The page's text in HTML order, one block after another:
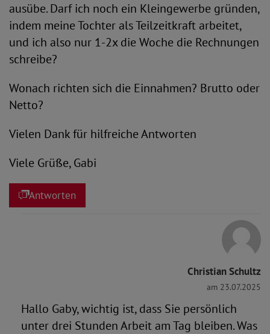
ausübe. Darf ich noch ein Kleingewerbe gründen,
indem meine Tochter als Teilzeitkraft arbeitet,
und ich also nur 1-2x die Woche die Rechnungen
schreibe?
Wonach richten sich die Einnahmen? Brutto oder
Netto?
Vielen Dank für hilfreiche Antworten
Viele Grüße, Gabi
Antworten
Christian Schultz
am 23.07.2025
Hallo Gaby, wichtig ist, dass Sie persönlich
unter drei Stunden Arbeit am Tag bleiben. Was